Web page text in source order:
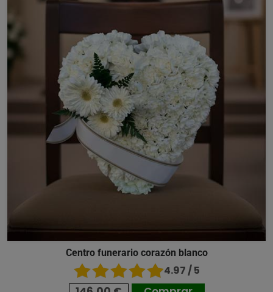
Centro funerario corazón blanco
4.97 / 5